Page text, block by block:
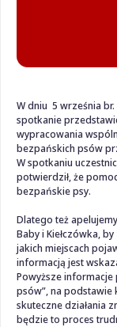
W dniu 5 września
spotkanie
wypracowania
bezpańskich psów
W spotkaniu
potwierdził, że
bezpańskie psy.
Dlatego też
Baby i Kiełczówka,
jakich miejscach
informacją jest
Powyższe
psów”, na
skuteczne działania
będzie to proces